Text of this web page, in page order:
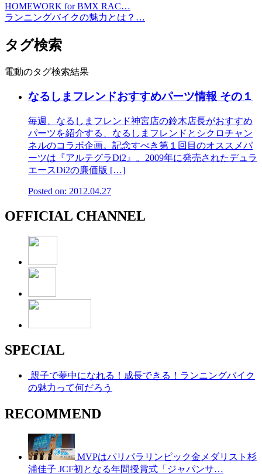
HOMEWORK for BMX RAC…
ランニングバイクの魅力とは？…
タグ検索
電動のタグ検索結果
なるしまフレンドおすすめパーツ情報 その１
毎週、なるしまフレンド神宮店の鈴木店長がおすすめ
パーツを紹介する、なるしまフレンドとシクロチャン
ネルのコラボ企画。記念すべき第１回目のオススメパ
ーツは『アルテグラDi2』。2009年に発売されたデュラ
エースDi2の廉価版 […]
Posted on: 2012.04.27
OFFICIAL CHANNEL
SPECIAL
親子で夢中になれる！成長できる！ランニングバイク
の魅力って何だろう
RECOMMEND
MVPはパリパラリンピック金メダリスト杉
浦佳子 JCF初となる年間授賞式「ジャパンサ…